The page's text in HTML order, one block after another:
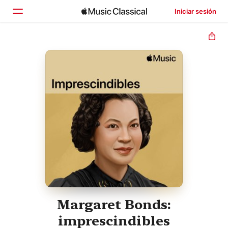
Iniciar sesión
Inicio
Buscar
Margaret Bonds:
imprescindibles